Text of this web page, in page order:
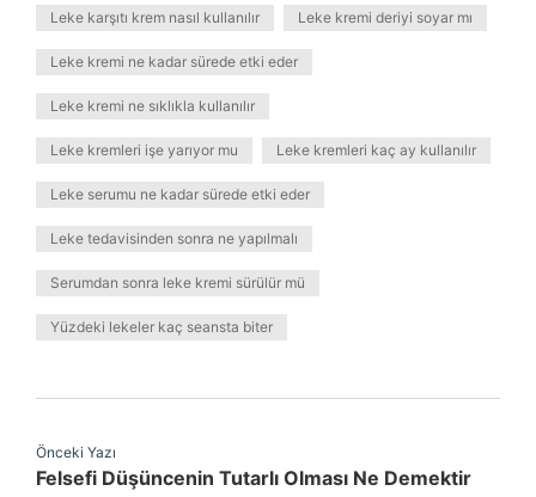
Leke karşıtı krem nasıl kullanılır Leke kremi deriyi soyar mı
Leke kremi ne kadar sürede etki eder
Leke kremi ne sıklıkla kullanılır
Leke kremleri işe yarıyor mu Leke kremleri kaç ay kullanılır
Leke serumu ne kadar sürede etki eder
Leke tedavisinden sonra ne yapılmalı
Serumdan sonra leke kremi sürülür mü
Yüzdeki lekeler kaç seansta biter
Önceki Yazı
Felsefi Düşüncenin Tutarlı Olması Ne Demektir